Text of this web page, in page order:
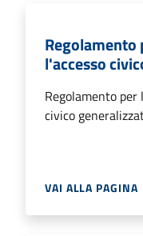
Regolamento
l'accesso
Regolamento per
civico
VAI ALLA PAGINA